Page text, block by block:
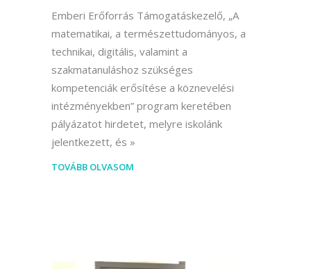
Emberi Erőforrás Támogatáskezelő, „A
matematikai, a természettudományos, a
technikai, digitális, valamint a
szakmatanuláshoz szükséges
kompetenciák erősítése a köznevelési
intézményekben” program keretében
pályázatot hirdetet, melyre iskolánk
jelentkezett, és
TOVÁBB OLVASOM